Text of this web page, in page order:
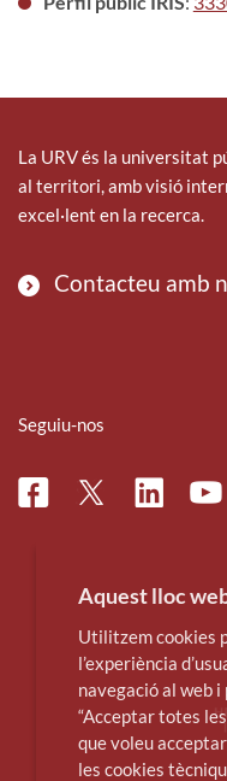
La URV és la universitat
al territori, amb visió
excel·lent en la recerca.
Contacteu amb
Seguiu-nos
FacebookTwitterLinkedin
Aquest lloc
Utilitzem cookies
l’experiència
navegació al web
“Acceptar totes
que voleu
les cookies